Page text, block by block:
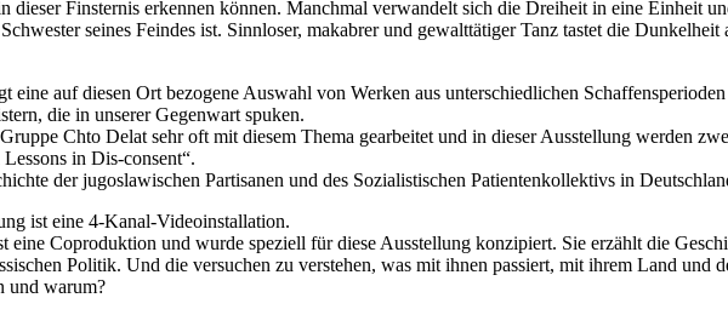
dieser Finsternis erkennen können. Manchmal verwandelt sich die Dreiheit in eine Einheit
seines Feindes ist. Sinnloser, makabrer und gewalttätiger Tanz tastet die
eine auf diesen Ort bezogene Auswahl von Werken aus unterschiedlichen
die in unserer Gegenwart spuken.
Chto Delat sehr oft mit diesem Thema gearbeitet und in dieser Ausstellung werden
in Dis-consent“.
der jugoslawischen Partisanen und des Sozialistischen Patientenkollektivs in
ist eine 4-Kanal-Videoinstallation.
eine Coproduktion und wurde speziell für diese Ausstellung konzipiert. Sie erzählt die
Politik. Und die versuchen zu verstehen, was mit ihnen passiert, mit ihrem Land und
und warum?